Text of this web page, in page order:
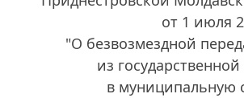
от 1 июля
"О безвозмездной
из
в муниципальную